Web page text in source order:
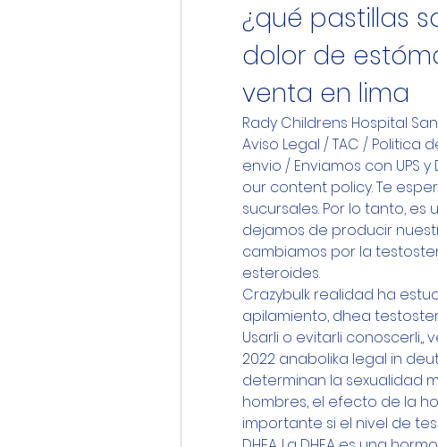
¿qué pastillas
dolor de
venta en lima
Rady Childrens Hospital
Aviso Legal / TAC /
envio / Enviamos con UPS
our content policy. Te
sucursales. Por lo tanto,
dejamos de producir
cambiamos por la
esteroides.
Crazybulk realidad ha
apilamiento, dhea
Usarli o evitarli
2022 anabolika legal in
determinan la sexualidad
hombres, el efecto de la
importante si el nivel de